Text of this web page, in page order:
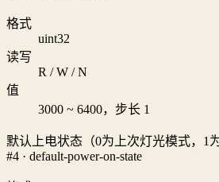
格式
uint32
读写
R / W / N
值
3000 ~ 6400，步长 1
默认上电状态（0为上次灯光模式，1
#4 · default-power-on-state